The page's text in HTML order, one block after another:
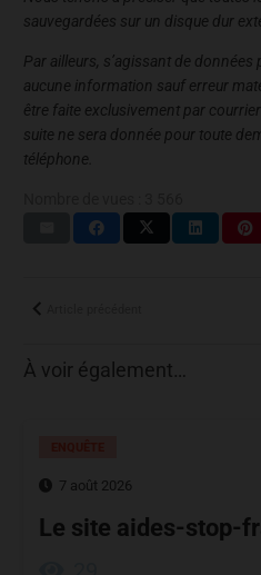
sauvegardées sur un disque dur
Par ailleurs, s’agissant de
aucune information sauf erreur
être faite exclusivement par
suite ne sera donnée pour toute
téléphone.
À voir également…
7 août 2026
Le site aides-stop-